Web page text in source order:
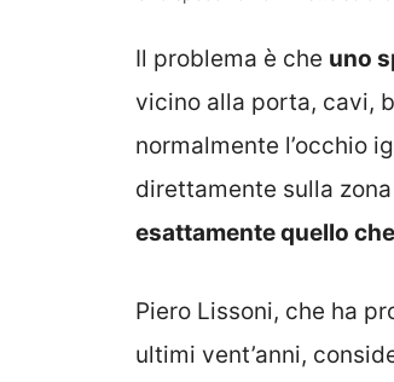
Il problema è che uno
vicino alla porta, cavi,
normalmente l’occhio
direttamente sulla
esattamente quello
Piero Lissoni, che ha
ultimi vent’anni,